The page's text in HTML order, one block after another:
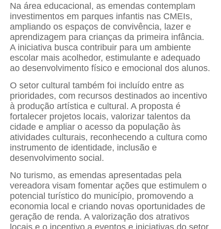
Na área educacional, as emendas contemplam
investimentos em parques infantis nas CMEIs,
ampliando os espaços de convivência, lazer e
aprendizagem para crianças da primeira infância.
A iniciativa busca contribuir para um ambiente
escolar mais acolhedor, estimulante e adequado
ao desenvolvimento físico e emocional dos alunos.
O setor cultural também foi incluído entre as
prioridades, com recursos destinados ao incentivo
à produção artística e cultural. A proposta é
fortalecer projetos locais, valorizar talentos da
cidade e ampliar o acesso da população às
atividades culturais, reconhecendo a cultura como
instrumento de identidade, inclusão e
desenvolvimento social.
No turismo, as emendas apresentadas pela
vereadora visam fomentar ações que estimulem o
potencial turístico do município, promovendo a
economia local e criando novas oportunidades de
geração de renda. A valorização dos atrativos
locais e o incentivo a eventos e iniciativas do setor